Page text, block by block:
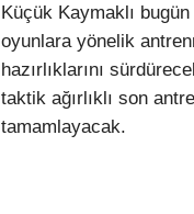
Küçük Kaymaklı
oyunlara yönelik
hazırlıklarını
taktik ağırlıklı son
tamamlayacak.